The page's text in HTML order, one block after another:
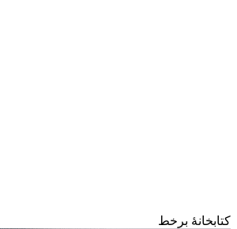
کتابخانۀ برخط